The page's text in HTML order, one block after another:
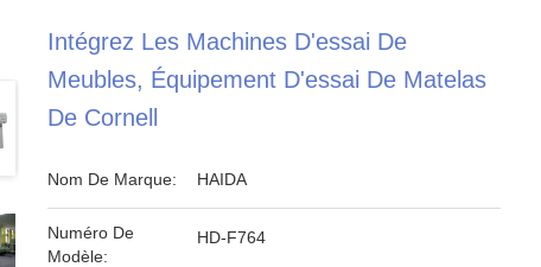
Intégrez Les Machines D'essai De
Meubles, Équipement D'essai De Matelas
De Cornell
Nom De Marque: HAIDA
Numéro De
Modèle:
HD-F764